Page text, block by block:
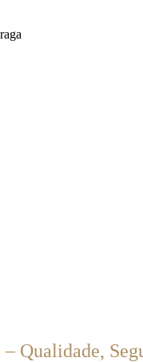
Qualidade,